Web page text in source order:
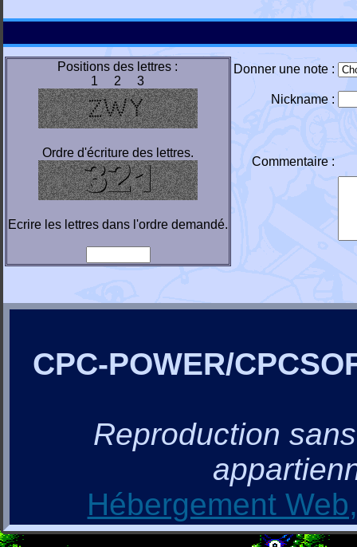
Positions des lettres :
1 2 3
Ordre d'écriture des lettres.
Ecrire les lettres dans l'ordre demandé.
Donner une note :
Nickname :
Commentaire :
CPC-POWER/
Reproduction
Hébergement